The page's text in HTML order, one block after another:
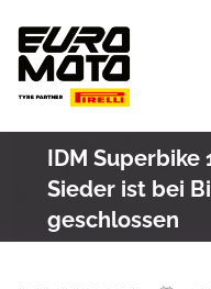
content
IDM Superbike
Sieder ist bei
geschlossen